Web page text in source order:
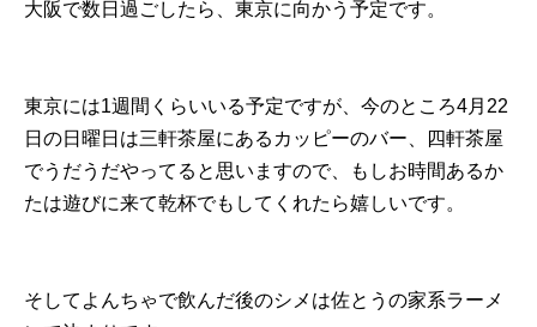
大阪で数日過ごしたら、東京に向かう予定です。
東京には1週間くらいいる予定ですが、今のところ4月22
日の日曜日は三軒茶屋にあるカッピーのバー、四軒茶屋
でうだうだやってると思いますので、もしお時間あるか
たは遊びに来て乾杯でもしてくれたら嬉しいです。
そしてよんちゃで飲んだ後のシメは佐とうの家系ラーメ